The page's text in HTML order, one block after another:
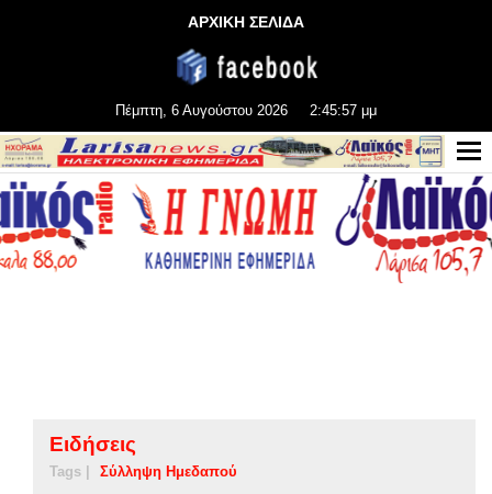
ΑΡΧΙΚΗ ΣΕΛΙΔΑ
Πέμπτη, 6 Αυγούστου 2026 2:45:57 μμ
Ειδήσεις
Tags | Σύλληψη Ημεδαπού